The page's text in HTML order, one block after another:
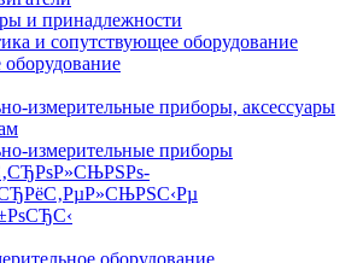
и принадлежности
и сопутствующее оборудование
измерительные приборы, аксессуары
измерительные приборы
оборудование